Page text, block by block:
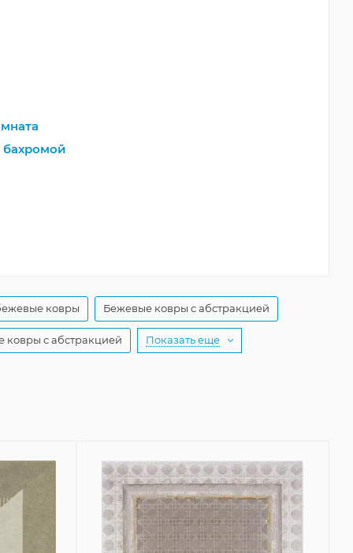
бахромой
ковры Бежевые ковры с абстракцией
ковры с абстракцией Показать еще